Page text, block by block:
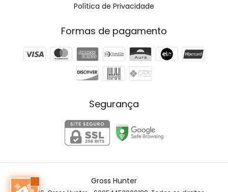
Política de Privacidade
Formas de pagamento
Segurança
Gross Hunter